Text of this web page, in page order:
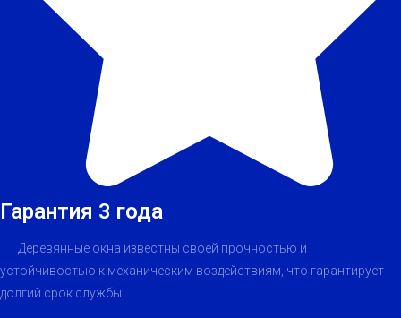
Гарантия 3 года
Деревянные окна известны своей прочностью и
устойчивостью к механическим воздействиям, что гарантирует
долгий срок службы.